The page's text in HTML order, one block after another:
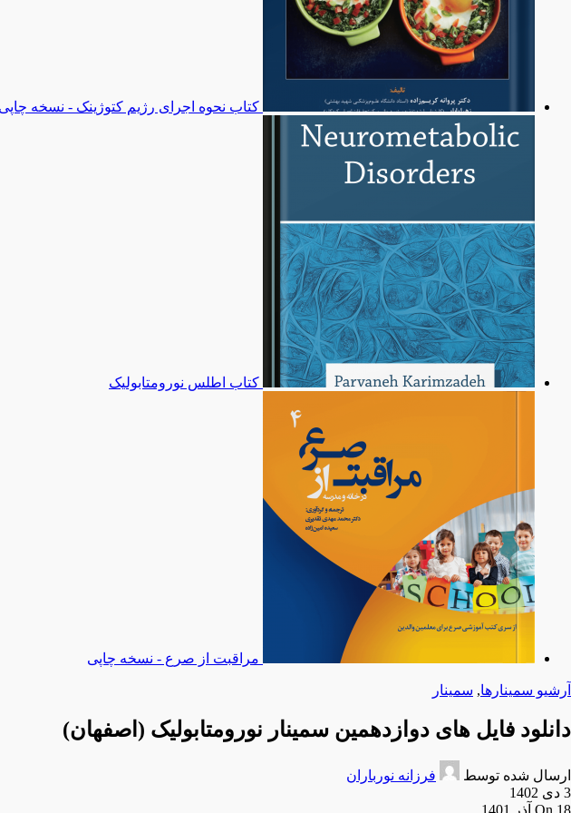
کتاب نحوه اجرای رژیم کتوژینک - نسخه چاپی
کتاب اطلس نورومتابولیک
مراقبت از صرع - نسخه چاپی
آرشیو سمینارها, سمینار
دانلود فایل های دوازدهمین سمینار نورومتابولیک (اصفهان)
ارسال شده توسط
فرزانه نورباران
3 دی 1402
On 18 آذر 1401